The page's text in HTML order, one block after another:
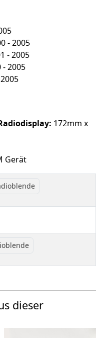
- 2005
- 2005
2005
172mm x
Gerät
dieser